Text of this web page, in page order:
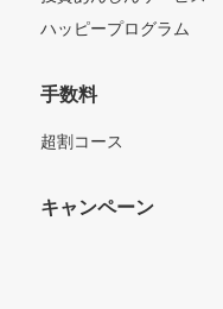
ハッピープログラム
手数料
超割コース
キャンペーン